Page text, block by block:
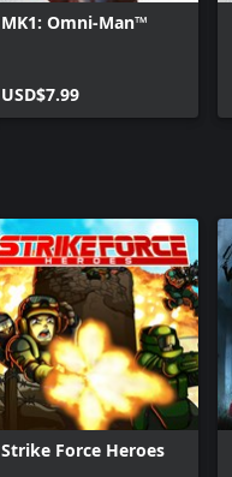
MK1: Omni-Man™
USD$7.99
Strike Force Heroes